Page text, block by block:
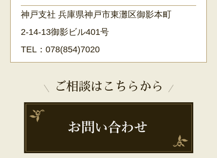
神戸支社 兵庫県神戸市東灘区御影本町
2-14-13御影ビル401号
TEL：078(854)7020
ご相談はこちらから